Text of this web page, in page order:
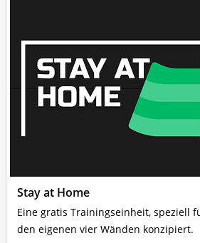
Stay at Home
Eine gratis Trainingseinheit, speziell
den eigenen vier Wänden konzipiert.